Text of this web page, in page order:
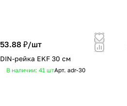
53.88 ₽/шт
DIN-рейка EKF 30 cм
В наличии: 41 штАрт. adr-30